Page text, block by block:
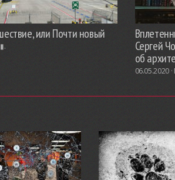
или Почти новый
Сергей
об
06.05.2020 ·